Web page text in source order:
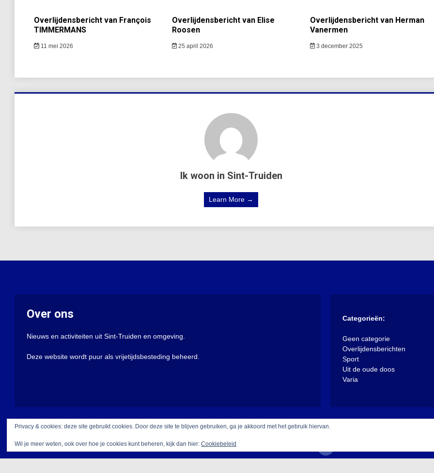
Overlijdensbericht van François
TIMMERMANS
11 mei 2026
Overlijdensbericht van Elise
Roosen
25 april 2026
Overlijdensbericht van Herman
Vanermen
3 december 2025
Ik woon in Sint-Truiden
Learn More →
Over ons
Nieuws en activiteiten uit Sint-Truiden en omgeving.
Deze website wordt puur als vrijetijdsbesteding beheerd.
Categorieën:
Geen categorie
Overlijdensberichten
Sport
Uit de oude doos
Varia
Privacy & cookies: deze site gebruikt cookies. Door deze site te blijven gebruiken, ga je akkoord met het gebruik hiervan.
Wil je meer weten, ook over hoe je cookies kunt beheren, kijk dan hier: Cookiebeleid